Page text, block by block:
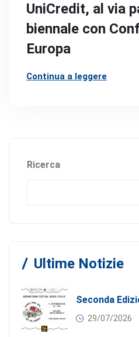
UniCredit, al via
biennale con
Europa
Continua a leggere
Ricerca
Ultime Notizie
29/07/2026